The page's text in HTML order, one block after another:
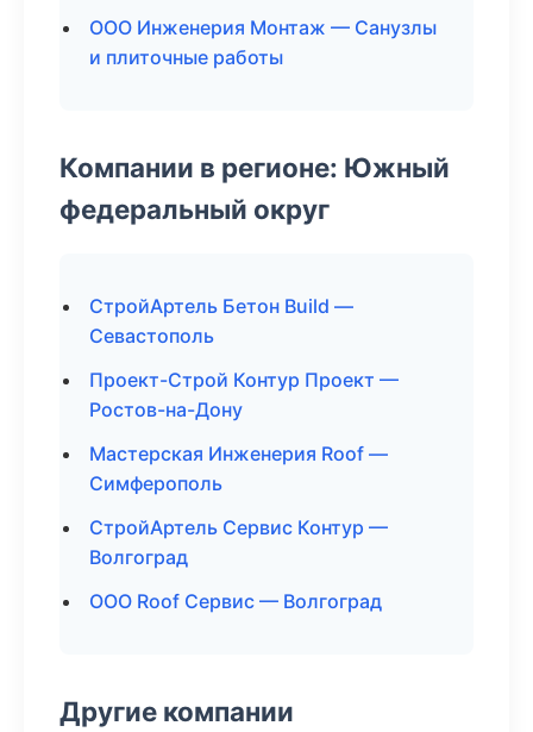
ООО Инженерия Монтаж — Санузлы
и плиточные работы
Компании в регионе: Южный
федеральный округ
СтройАртель Бетон Build —
Севастополь
Проект-Строй Контур Проект —
Ростов-на-Дону
Мастерская Инженерия Roof —
Симферополь
СтройАртель Сервис Контур —
Волгоград
ООО Roof Сервис — Волгоград
Другие компании